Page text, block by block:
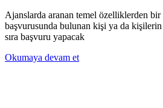
Ajanslarda aranan temel özelliklerden bir
başvurusunda bulunan kişi ya da
sıra başvuru yapacak
Okumaya devam et